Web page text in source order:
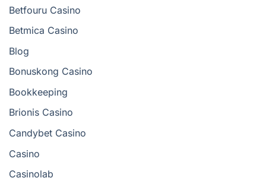
Betfouru Casino
Betmica Casino
Blog
Bonuskong Casino
Bookkeeping
Brionis Casino
Candybet Casino
Casino
Casinolab